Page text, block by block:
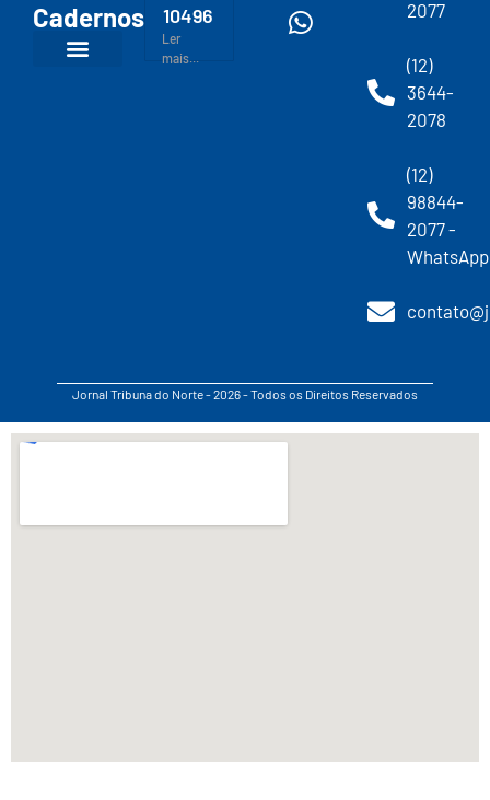
Cadernos
10496
Ler
mais...
2077
(12)
3644-
2078
(12)
98844-
2077 -
WhatsApp
Jornal Tribuna do Norte - 2026 - Todos os Direitos Reservados